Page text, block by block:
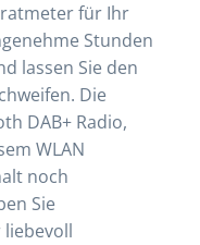
für Ihr
Stunden
lassen Sie den
Die
DAB+ Radio,
WLAN
noch
Sie
liebevoll